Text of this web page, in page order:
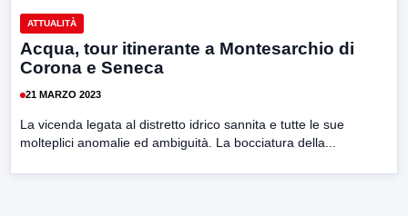
ATTUALITÀ
Acqua, tour itinerante a Montesarchio di
Corona e Seneca
21 MARZO 2023
La vicenda legata al distretto idrico sannita e tutte le sue
molteplici anomalie ed ambiguità. La bocciatura della...